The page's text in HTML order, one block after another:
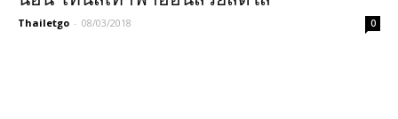
Thailetgo - 08/03/2018 0